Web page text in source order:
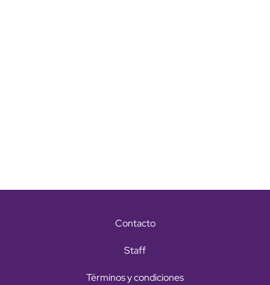
Contacto
Staff
Términos y condiciones